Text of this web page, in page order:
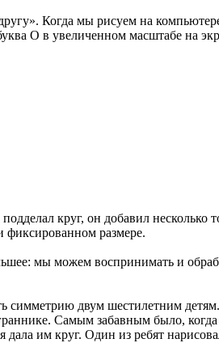
Когда мы рисуем на
О в увеличенном масштабе на
круг, он добавил несколько
фиксированном размере.
мы можем воспринимать и
двум шестилетним
Самым забавным было,
им круг. Один из ребят